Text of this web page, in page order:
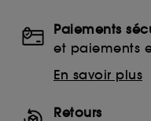
Paiements
et paiements
En savoir plus
Retours